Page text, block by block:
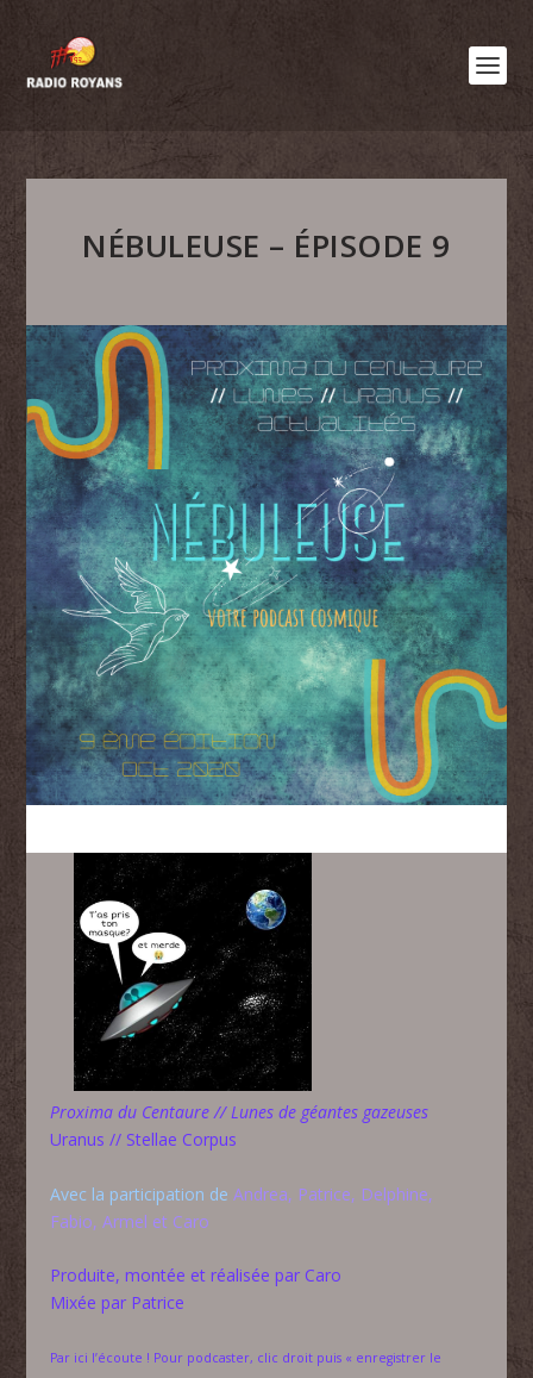
NÉBULEUSE – ÉPISODE 9
Proxima du Centaure // Lunes de géantes gazeuses
Uranus // Stellae Corpus
Avec la participation deAndrea, Patrice, Delphine,
Fabio, Armel et Caro
Produite, montée et réalisée par Caro
Mixée par Patrice
Par ici l’écoute ! Pour podcaster, clic droit puis « enregistrer le